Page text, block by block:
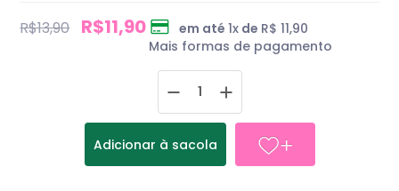
R$13,90 R$11,90 em até1x de R$ 11,90
Mais formas de pagamento
Adicionar à sacola